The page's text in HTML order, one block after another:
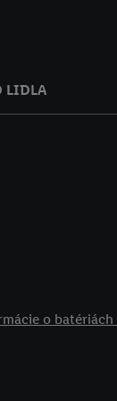
LIDLA
o batériách